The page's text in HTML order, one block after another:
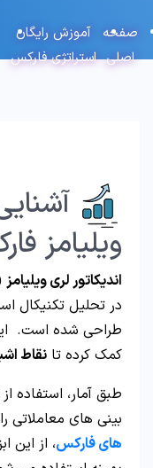
صفحه
اصلی
آموزش رایگان
استراتژی فارکس
ویلیامز
اندیکاتور لری ویلیامز
در تحلیل تکنیکال
طراحی شده است.
کمک کرده تا نقاط
طبق آمار، استفاده
بینی‌ های معاملاتی را تا 70% افزایش
های فارکس، از این